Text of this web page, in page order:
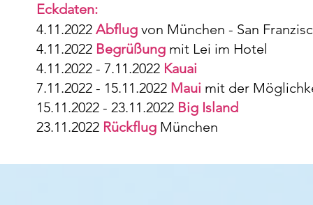
Eckdaten:
4.11.2022 Abflug von München - San
4.11.2022 Begrüßung mit Lei im Hotel
4.11.2022 - 7.11.2022 Kauai
7.11.2022 - 15.11.2022 Maui mit der
15.11.2022 - 23.11.2022 Big Island
23.11.2022 Rückflug München